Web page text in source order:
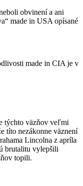
obvinení a ani
made in USA opísané
made in CIA je v
týchto väzňov veľmi
títo nezákonne väznení
Lincolna z apríla
brutalitu vylepšili
topili.